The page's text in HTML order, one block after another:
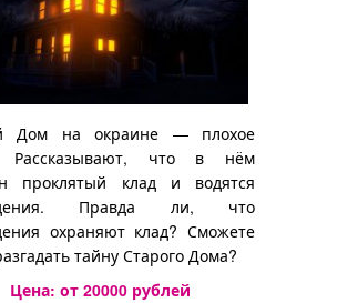
Дом на окраине — плохое
Рассказывают, что в нём
проклятый клад и водятся
Правда ли, что
охраняют клад? Сможете
тайну Старого Дома?
Цена: от 20000рублей